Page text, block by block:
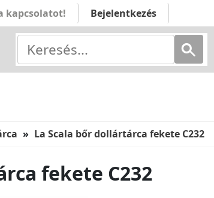
kapcsolatot! Bejelentkezés
La Scala bőr dollártárca fekete C232
fekete C232